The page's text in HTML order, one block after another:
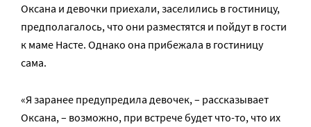
Оксана и девочки приехали, заселились в гостиницу,
предполагалось, что они разместятся и пойдут в гости
к маме Насте. Однако она прибежала в гостиницу
сама.
«Я заранее предупредила девочек, – рассказывает
Оксана, – возможно, при встрече будет что-то, что их